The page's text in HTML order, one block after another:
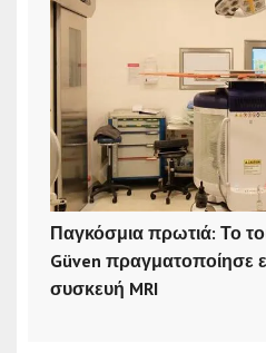
Παγκόσμια πρωτιά: Το
Güven πραγματοποίησε
συσκευή MRI